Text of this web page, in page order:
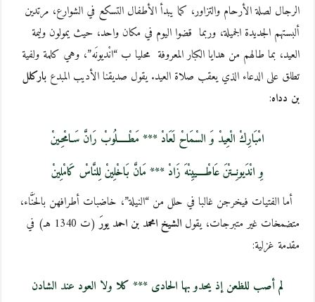
الرجال لصلة الأرحام والتزاور، كما يبدأ الأطفال التسكع في الشوارع، مرتدين
ألبستهم الجديدة الجميلة، وربما قضوا اليوم في مكان واحد، حيث يمولون وليمة
العيد، بما طالهم من هدايا الكبار المعروفة محليا ب “انْديونَه”، وهي كلمة ولفية
تطلق على الدعاء الذي يعقب صلاة العيد. يقول صديقنا الأديب المبدعباركلل
بن دداه:
امْبَارِكْ الْعِيدْ وَ السْمَاحْ لَعَادْ *** مَطْـــــلُوبْ رَانَّ سَـامْحِينْ
وِ انْدَيونِــتْنَ عَاطْــــييِنْهَ زَادْ *** مَانَّ بَاخْلِينْ لِلنَّاسْ كَامْلِينْ
أما الفتيات فيخرجن غالبا في حلل من “النيلة”، خاضبات أطرافهن بالحَنَّاء،
متضمخات غير متبرجات، يقولالشيخ امحمد بن احمد يورَ
(ت 1340 هـ) في
مقدمة غزلية:
لم أصب للظعن إذ يحدو بها الحادى *** كلا ولا العود عند الشادن